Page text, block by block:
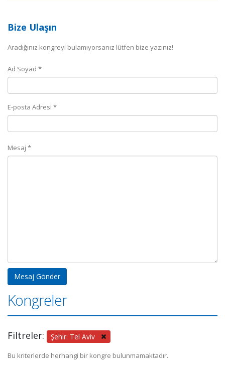
Bize Ulaşın
Aradığınız kongreyi bulamıyorsanız lütfen bize yazınız!
Ad Soyad *
E-posta Adresi *
Mesaj *
Kongreler
Filtreler: Şehir: Tel Aviv
Bu kriterlerde herhangi bir kongre bulunmamaktadır.